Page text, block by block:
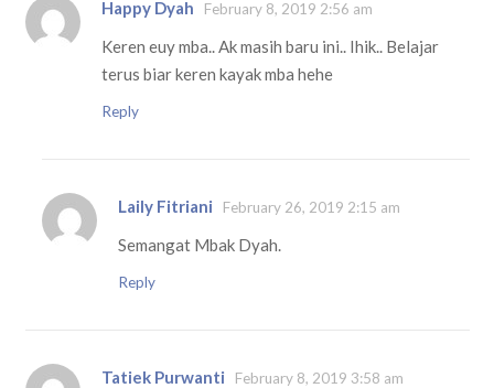
Happy Dyah February 8, 2019 2:56 am
Keren euy mba.. Ak masih baru ini.. Ihik.. Belajar
terus biar keren kayak mba hehe
Reply
Laily Fitriani February 26, 2019 2:15 am
Semangat Mbak Dyah.
Reply
Tatiek Purwanti February 8, 2019 3:58 am